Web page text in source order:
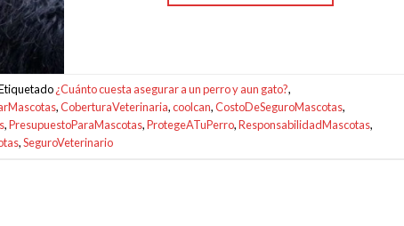
¿Cuánto cuesta asegurar a un perro y aun gato?,
,CoberturaVeterinaria,coolcan,CostoDeSeguroMascotas,
,PresupuestoParaMascotas,ProtegeATuPerro,ResponsabilidadMascotas,
,SeguroVeterinario